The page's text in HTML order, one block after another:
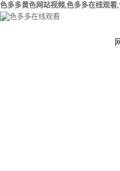
色多多黄色网站视频,色多多在线观